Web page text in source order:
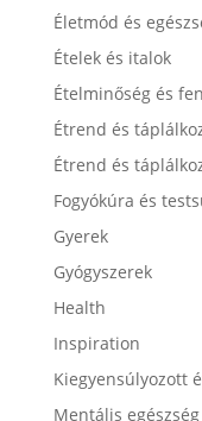
Életmód és
Ételek és italok
Ételminőség és
Étrend és
Étrend és
Fogyókúra és
Gyerek
Gyógyszerek
Health
Inspiration
Kiegyensúlyozott
Mentális egészség